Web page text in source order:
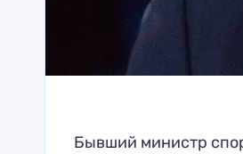
Бывший министр